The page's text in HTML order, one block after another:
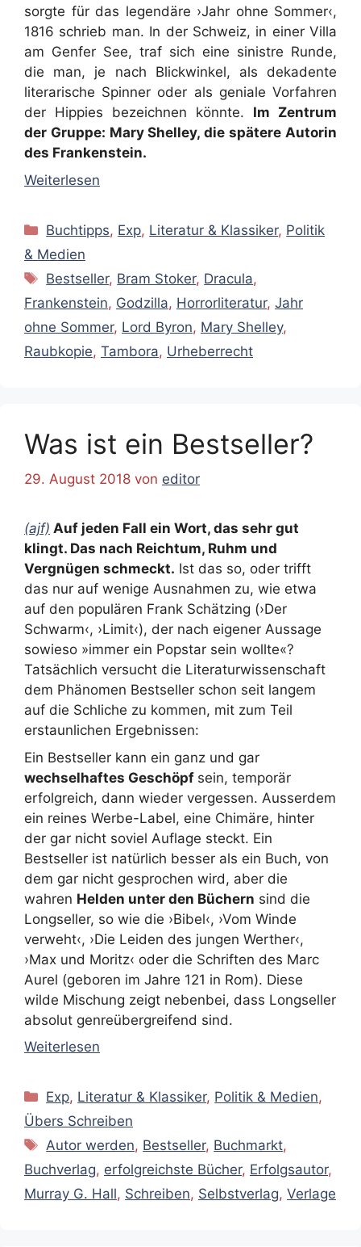
sorgte für das legendäre ›Jahr ohne Sommer‹,
1816 schrieb man. In der Schweiz, in einer Villa
am Genfer See, traf sich eine sinistre Runde,
die man, je nach Blickwinkel, als dekadente
literarische Spinner oder als geniale Vorfahren
der Hippies bezeichnen könnte. Im Zentrum
der Gruppe: Mary Shelley, die spätere Autorin
des Frankenstein.
Weiterlesen
Kategorien
Buchtipps, Exp, Literatur & Klassiker, Politik
& Medien
Schlagwörter
Bestseller, Bram Stoker, Dracula,
Frankenstein, Godzilla, Horrorliteratur, Jahr
ohne Sommer, Lord Byron, Mary Shelley,
Raubkopie, Tambora, Urheberrecht
Was ist ein Bestseller?
29. August 2018 von editor
(ajf) Auf jeden Fall ein Wort, das sehr gut
klingt. Das nach Reichtum, Ruhm und
Vergnügen schmeckt. Ist das so, oder trifft
das nur auf wenige Ausnahmen zu, wie etwa
auf den populären Frank Schätzing (›Der
Schwarm‹, ›Limit‹), der nach eigener Aussage
sowieso »immer ein Popstar sein wollte«?
Tatsächlich versucht die Literaturwissenschaft
dem Phänomen Bestseller schon seit langem
auf die Schliche zu kommen, mit zum Teil
erstaunlichen Ergebnissen:
Ein Bestseller kann ein ganz und gar
wechselhaftes Geschöpf sein, temporär
erfolgreich, dann wieder vergessen. Ausserdem
ein reines Werbe-Label, eine Chimäre, hinter
der gar nicht soviel Auflage steckt. Ein
Bestseller ist natürlich besser als ein Buch, von
dem gar nicht gesprochen wird, aber die
wahren Helden unter den Büchern sind die
Longseller, so wie die ›Bibel‹, ›Vom Winde
verweht‹, ›Die Leiden des jungen Werther‹,
›Max und Moritz‹ oder die Schriften des Marc
Aurel (geboren im Jahre 121 in Rom). Diese
wilde Mischung zeigt nebenbei, dass Longseller
absolut genreübergreifend sind.
Weiterlesen
Kategorien
Exp, Literatur & Klassiker, Politik & Medien,
Übers Schreiben
Schlagwörter
Autor werden, Bestseller, Buchmarkt,
Buchverlag, erfolgreichste Bücher, Erfolgsautor,
Murray G. Hall, Schreiben, Selbstverlag, Verlage